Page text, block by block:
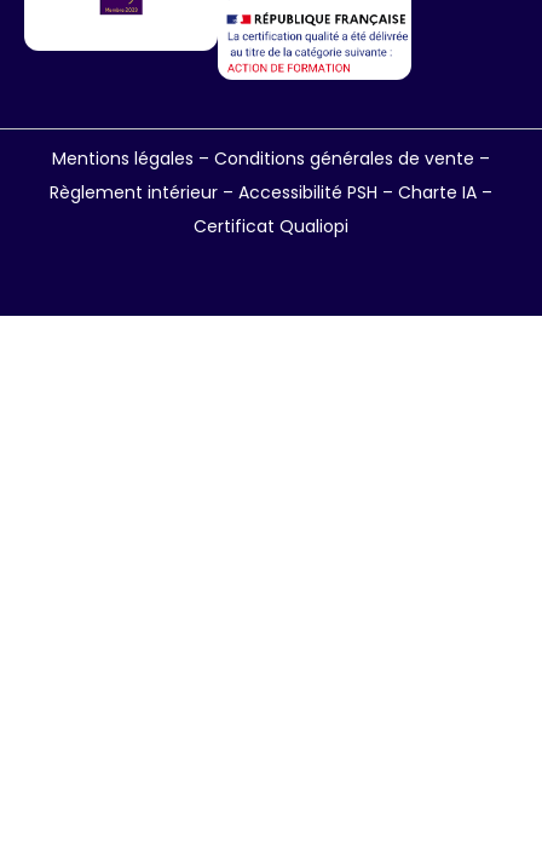
Mentions légales – Conditions générales de vente –
Règlement intérieur – Accessibilité PSH – Charte IA –
Certificat Qualiopi